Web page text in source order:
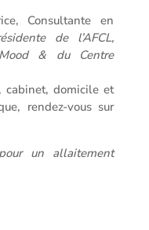
Consultante en
de l’AFCL,
& du Centre
cabinet, domicile et
rendez-vous sur
un allaitement